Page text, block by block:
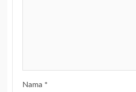
Nama *